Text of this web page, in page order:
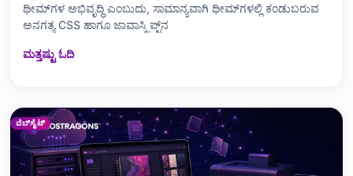
ಥೀಮ್‌ಗಳ ಅಭಿವೃದ್ಧಿ ಎಂಬುದು, ಸಾಮಾನ್ಯವಾಗಿ ಥೀಮ್‌ಗಳಲ್ಲಿ ಕಂಡುಬರುವ
ಅನಗತ್ಯ CSS ಹಾಗೂ ಜಾವಾಸ್ಕ್ರಿಪ್ಟ್‌ನ
ಮತ್ತಷ್ಟು ಓದಿ
ವೆಬ್‌ಸೈಟ್